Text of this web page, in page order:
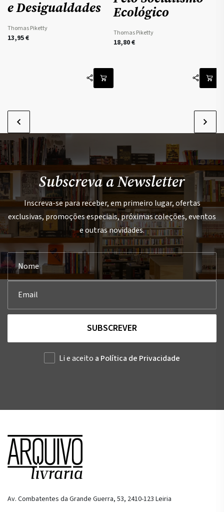
e Desigualdades
Thomas Piketty
13,95€
Ecológico
Thomas Piketty
18,80€
Subscreva a Newsletter
Inscreva-se para receber, em primeiro lugar, ofertas
exclusivas, promoções especiais, próximas coleções, eventos
e outras novidades.
SUBSCREVER
Li e aceito a Política de Privacidade
Av. Combatentes da Grande Guerra, 53, 2410-123 Leiria